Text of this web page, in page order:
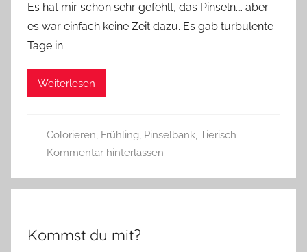
n
G
e
Es hat mir schon sehr gefehlt, das Pinseln…. aber
es war einfach keine Zeit dazu. Es gab turbulente
Tage in
Weiterlesen
Colorieren, Frühling, Pinselbank, Tierisch
Kommentar hinterlassen
Kommst du mit?